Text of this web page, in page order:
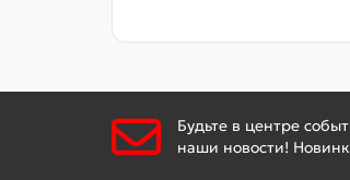
Будьте в центре
наши новости!